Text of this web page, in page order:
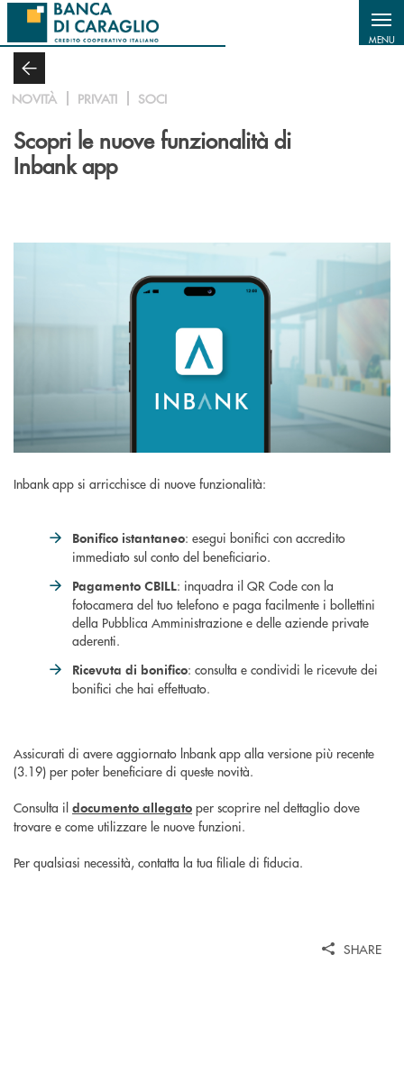
Salta al contenuto principale
MENU
NOVITÀ PRIVATI SOCI
Scopri le nuove funzionalità di
Inbank app
Inbank app si arricchisce di nuove funzionalità:
Bonifico istantaneo: esegui bonifici con accredito
immediato sul conto del beneficiario.
Pagamento CBILL: inquadra il QR Code con la
fotocamera del tuo telefono e paga facilmente i bollettini
della Pubblica Amministrazione e delle aziende private
aderenti.
Ricevuta di bonifico: consulta e condividi le ricevute dei
bonifici che hai effettuato.
Assicurati di avere aggiornato lnbank app alla versione più recente
(3.19) per poter beneficiare di queste novità.
Consulta il documento allegato per scoprire nel dettaglio dove
trovare e come utilizzare le nuove funzioni.
Per qualsiasi necessità, contatta la tua filiale di fiducia.
SHARE